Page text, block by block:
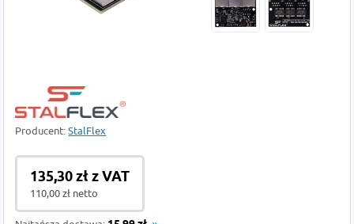
Producent:StalFlex
135,30 zł z VAT
110,00 zł netto